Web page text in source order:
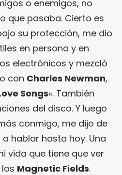
o enemigos, no
que pasaba. Cierto es
su protección, me dio
en persona y en
electrónicos y mezcló
con Charles Newman,
Songs«. También
del disco. Y luego
conmigo, me dijo de
hablar hasta hoy. Una
vida que tiene que ver
Magnetic Fields.